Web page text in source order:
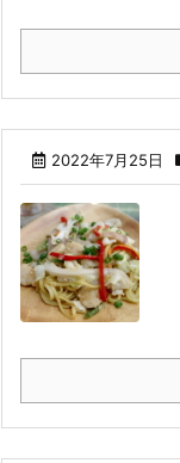
2022年7月25日